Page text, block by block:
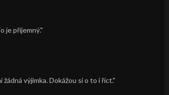
je příjemný."
výjimka. Dokážou si o to i říct."